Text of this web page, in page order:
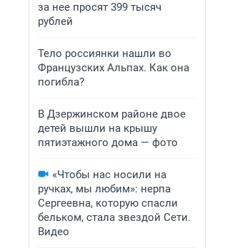
за нее просят 399 тысяч
рублей
Тело россиянки нашли во
Французских Альпах. Как она
погибла?
В Дзержинском районе двое
детей вышли на крышу
пятиэтажного дома — фото
«Чтобы нас носили на
ручках, мы любим»: нерпа
Сергеевна, которую спасли
бельком, стала звездой Сети.
Видео